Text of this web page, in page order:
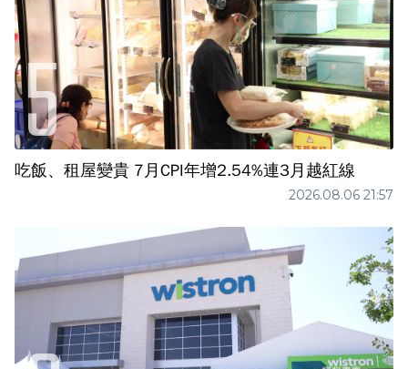
吃飯、租屋變貴 7月CPI年增2.54%連3月越紅線
2026.08.06 21:57